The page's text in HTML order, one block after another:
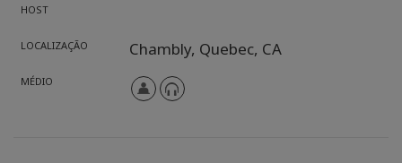
HOST
LOCALIZAÇÃO Chambly, Quebec, CA
MÉDIO